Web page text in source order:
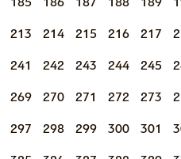
213 214 215 216 217
241 242 243 244 245
269 270 271 272 273
297 298 299 300 301